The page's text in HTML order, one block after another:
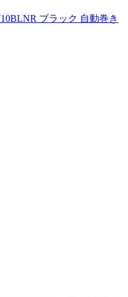
ブラック 自動巻き